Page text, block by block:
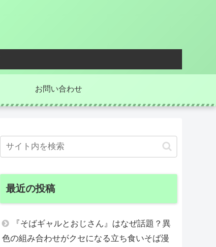
お問い合わせ
最近の投稿
『そばギャルとおじさん』はなぜ話題？異
色の組み合わせがクセになる立ち食いそば漫